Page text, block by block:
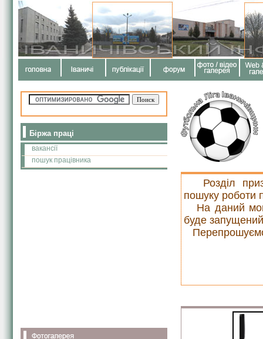
Біржа праці
вакансії
пошук працівника
Розділ
пошуку роботи
На даний
буде
Перепрошуємо